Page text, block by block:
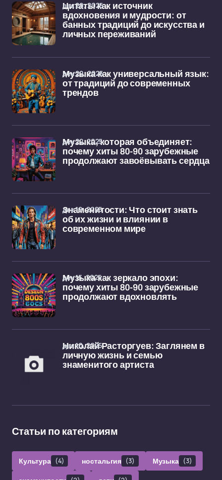
Цитаты как источник
вдохновения и мудрости: от
банных традиций до искусства и
личных переживаний
дек 29, 2025
Музыка как универсальный язык:
от традиций до современных
трендов
дек 29, 2025
Музыка, которая объединяет:
почему хиты 80-90 зарубежные
продолжают завоёвывать сердца
дек 22, 2025
Знаменитости: Что стоит знать
об их жизни и влиянии в
современном мире
дек 19, 2025
Музыка как зеркало эпохи:
почему хиты 80-90 зарубежные
продолжают вдохновлять
дек 15, 2025
Николай Расторгуев: Заглянем в
личную жизнь и семью
знаменитого артиста
дек 10, 2025
Статьи по категориям
Культура (4) ностальгия (3) Музыка (3)